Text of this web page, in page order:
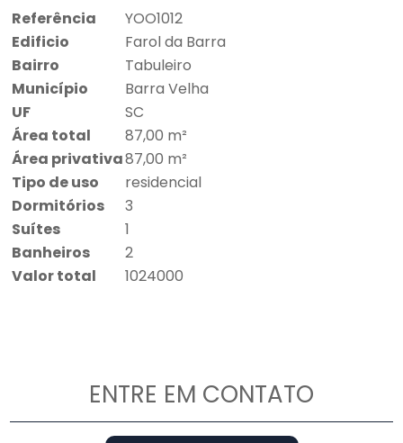
Referência
YOO1012
Edificio
Farol da Barra
Bairro
Tabuleiro
Município
Barra Velha
UF
SC
Área total
87,00 m²
Área privativa87,00 m²
Tipo de uso
residencial
Dormitórios
3
Suítes
1
Banheiros
2
Valor total
1024000
ENTRE EM CONTATO